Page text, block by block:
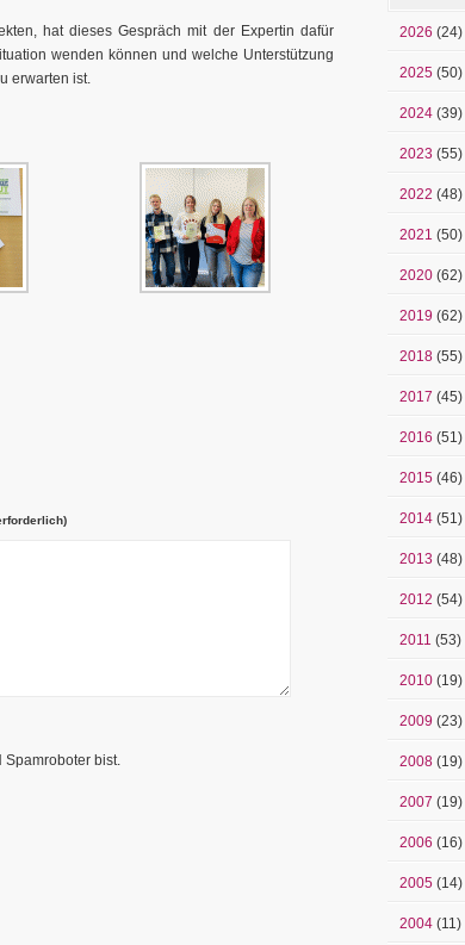
hat dieses Gespräch mit der Expertin dafür
wenden können und welche Unterstützung
erwarten ist.
Spamroboter bist.
2026 (24)
2025 (50)
2024 (39)
2023 (55)
2022 (48)
2021 (50)
2020 (62)
2019 (62)
2018 (55)
2017 (45)
2016 (51)
2015 (46)
2014 (51)
2013 (48)
2012 (54)
2011 (53)
2010 (19)
2009 (23)
2008 (19)
2007 (19)
2006 (16)
2005 (14)
2004 (11)